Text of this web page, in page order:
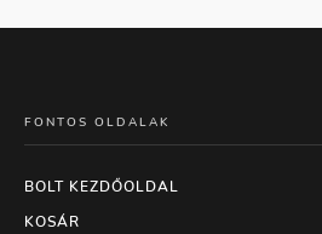
FONTOS OLDALAK
BOLT KEZDŐOLDAL
KOSÁR